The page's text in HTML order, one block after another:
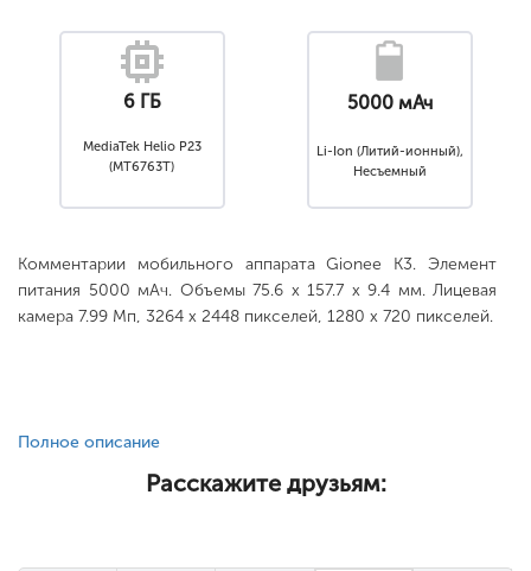
6 ГБ
MediaTek Helio P23
(MT6763T)
5000 мАч
Li-Ion (Литий-ионный),
Несъемный
Комментарии мобильного аппарата Gionee K3. Элемент
питания 5000 мАч. Объемы 75.6 x 157.7 x 9.4 мм. Лицевая
камера 7.99 Мп, 3264 x 2448 пикселей, 1280 x 720 пикселей.
Полное описание
Расскажите друзьям: